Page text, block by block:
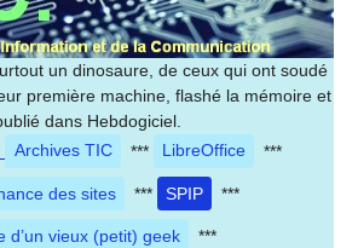
un dinosaure, de ceux qui ont soudé
première machine, flashé la mémoire et
dans Hebdogiciel.
Archives TIC *** LibreOffice ***
des sites *** SPIP ***
d’un vieux (petit) geek ***